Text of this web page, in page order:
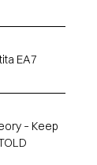
EA7
– Keep